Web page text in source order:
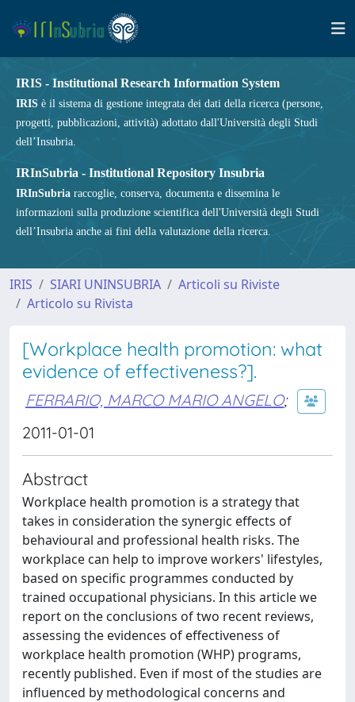
IRIS - Institutional Research Information System
IRIS è il sistema di gestione integrata dei dati della ricerca (persone,
progetti, pubblicazioni, attività) adottato dall'Università degli Studi
dell’Insubria.
IRInSubria - Institutional Repository Insubria
IRInSubria raccoglie, conserva, documenta e dissemina le
informazioni sulla produzione scientifica dell'Università degli Studi
dell’Insubria anche ai fini della valutazione della ricerca.
IRIS SIARI UNINSUBRIA
Articoli su Riviste
Articolo su Rivista
[Workplace health promotion: what
evidence of effectiveness?].
FERRARIO, MARCO MARIO ANGELO;
2011-01-01
Abstract
Workplace health promotion is a strategy that
takes in consideration the synergic effects of
behavioural and professional health risks. The
workplace can help to improve workers' lifestyles,
based on specific programmes conducted by
trained occupational physicians. In this article we
report on the conclusions of two recent reviews,
assessing the evidences of effectiveness of
workplace health promotion (WHP) programs,
recently published. Even if most of the studies are
influenced by methodological concerns and